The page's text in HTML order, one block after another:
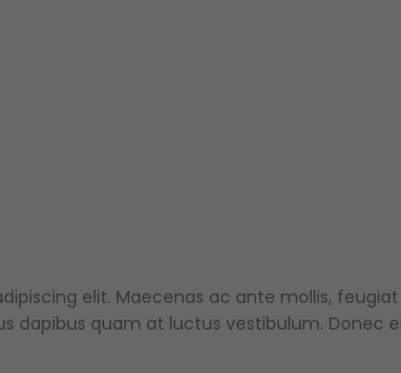
elit. Maecenas ac ante mollis,
dapibus quam at luctus vestibulum. Donec